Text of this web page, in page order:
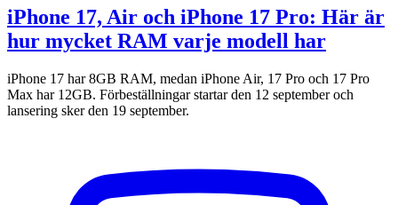
iPhone 17, Air och iPhone 17 Pro: Här är
hur mycket RAM varje modell har
iPhone 17 har 8GB RAM, medan iPhone Air, 17 Pro och 17 Pro
Max har 12GB. Förbeställningar startar den 12 september och
lansering sker den 19 september.